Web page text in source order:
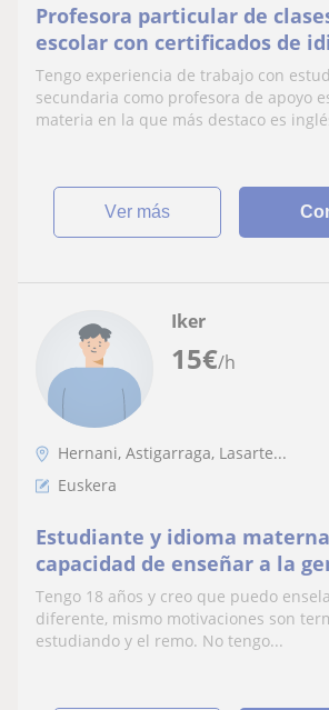
Profesora particular de
escolar con certificados de
Inglés, Euskera y Francés
Tengo experiencia de trabajo con
secundaria como profesora de apoyo
materia en la que más destaco es
ver más
15€/h
Iker
Hernani, Astigarraga, Lasarte...
Euskera
Estudiante y idioma
capacidad de enseñar a la
Tengo 18 años y creo que puedo
diferente, mismo motivaciones son
estudiando y el remo. No tengo...